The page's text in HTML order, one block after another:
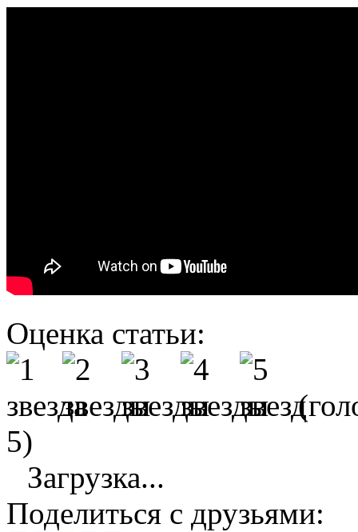
Оценка статьи:
5)
Загрузка...
Поделиться с друзьями: